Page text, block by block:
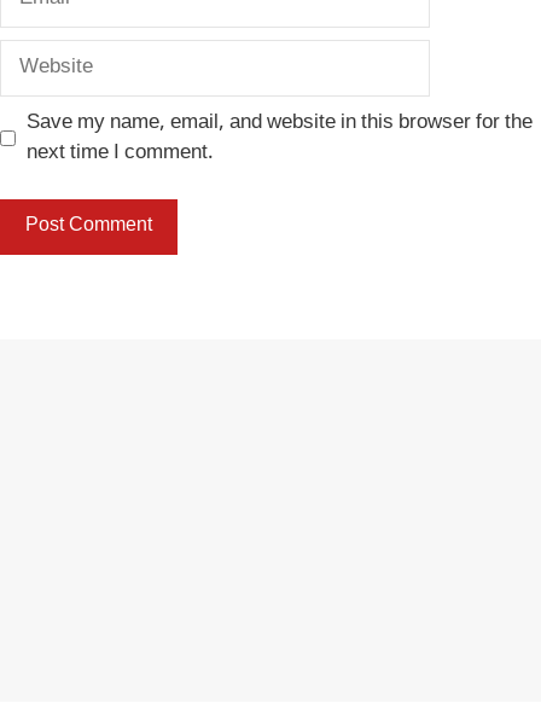
Website
Save my name, email, and website in this browser for the
next time I comment.